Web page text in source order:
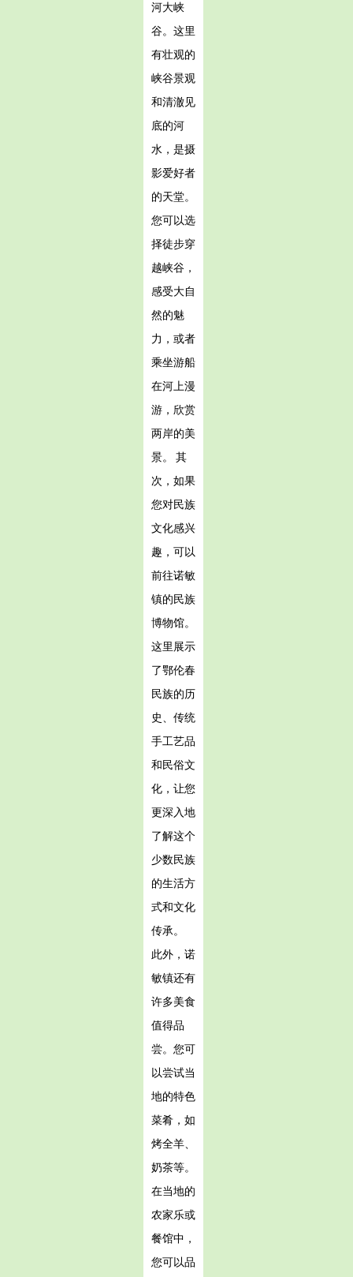
河大峡
谷。这里
有壮观的
峡谷景观
和清澈见
底的河
水，是摄
影爱好者
的天堂。
您可以选
择徒步穿
越峡谷，
感受大自
然的魅
力，或者
乘坐游船
在河上漫
游，欣赏
两岸的美
景。 其
次，如果
您对民族
文化感兴
趣，可以
前往诺敏
镇的民族
博物馆。
这里展示
了鄂伦春
民族的历
史、传统
手工艺品
和民俗文
化，让您
更深入地
了解这个
少数民族
的生活方
式和文化
传承。
此外，诺
敏镇还有
许多美食
值得品
尝。您可
以尝试当
地的特色
菜肴，如
烤全羊、
奶茶等。
在当地的
农家乐或
餐馆中，
您可以品